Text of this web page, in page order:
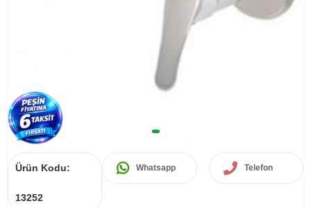
Ürün Kodu:
13252
Whatsapp Telefon